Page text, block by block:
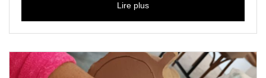
Lire plus